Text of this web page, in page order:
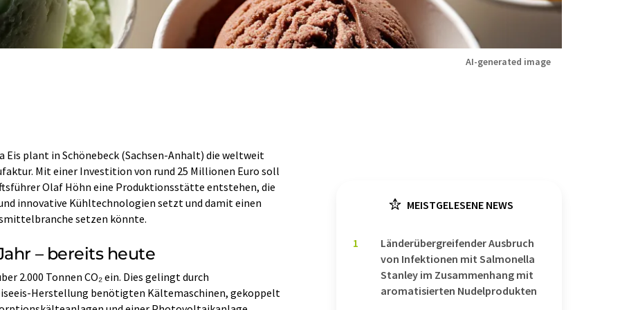
AI-generated image
plant in Schönebeck (Sachsen-Anhalt) die weltweit
Mit einer Investition von rund 25 Millionen Euro soll
Olaf Höhn eine Produktionsstätte entstehen, die
innovative Kühltechnologien setzt und damit einen
setzen könnte.
– bereits heute
2.000 Tonnen CO₂ ein. Dies gelingt durch
Herstellung benötigten Kältemaschinen, gekoppelt
MEISTGELESENE NEWS
1
Länderübergreifender Ausbruch
von Infektionen mit Salmonella
Stanley im Zusammenhang mit
aromatisierten Nudelprodukten